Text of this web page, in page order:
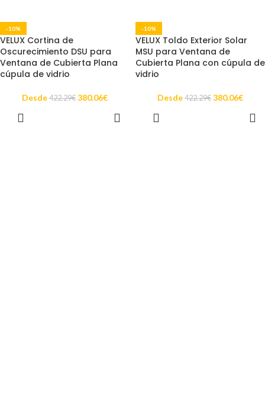
-10%
VELUX Cortina de
Oscurecimiento DSU para
Ventana de Cubierta Plana
cúpula de vidrio
Desde 422.29€ 380.06€
-10%
VELUX Toldo Exterior Solar
MSU para Ventana de
Cubierta Plana con cúpula de
vidrio
Desde 422.29€ 380.06€